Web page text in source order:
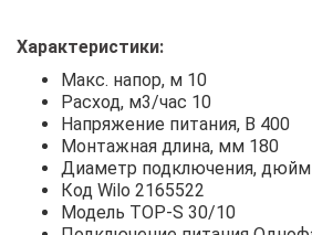
Характеристики:
Макс. напор, м 10
Расход, м3/час 10
Напряжение питания, В 400
Монтажная длина, мм 180
Диаметр подключения, дюйм
Код Wilo 2165522
Модель TOP-S 30/10